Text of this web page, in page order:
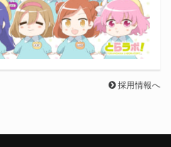
採用情報へ